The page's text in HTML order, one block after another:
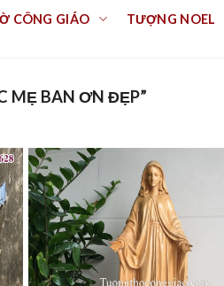
CÔNG GIÁO TƯỢNG NOEL
MẸ BAN ƠN ĐẸP”